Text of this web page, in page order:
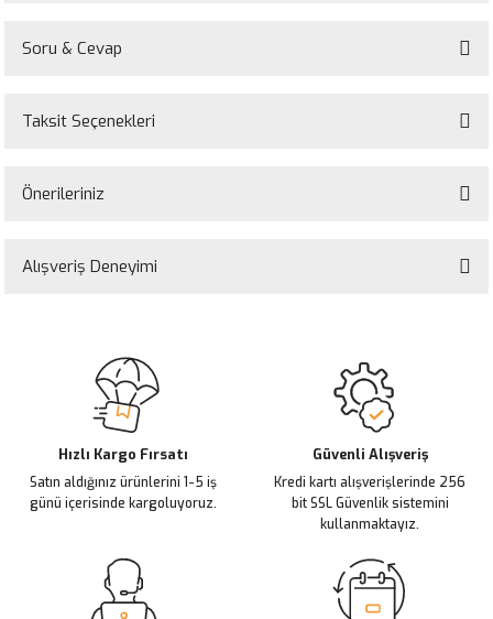
Soru & Cevap
Ürün hakkında henüz soru sorulmamış.
Taksit Seçenekleri
Önerileriniz
yetersiz gördüğünüz noktaları öneri formunu kullanarak tarafımıza
Ürün resmi kalitesiz, bozuk veya görüntülenemiyor.
Ürün açıklamasında eksik bilgiler bulunuyor.
Ürün bilgilerinde hatalar bulunuyor.
Ürün fiyatı diğer sitelerden daha pahalı.
Bu ürüne benzer farklı alternatifler olmalı.
Alışveriş Deneyimi
Hızlı Kargo Fırsatı
Satın aldığınız ürünlerini 1-5 iş
günü içerisinde kargoluyoruz.
Güvenli Alışveriş
Kredi kartı alışverişlerinde 256
bit SSL Güvenlik sistemini
kullanmaktayız.